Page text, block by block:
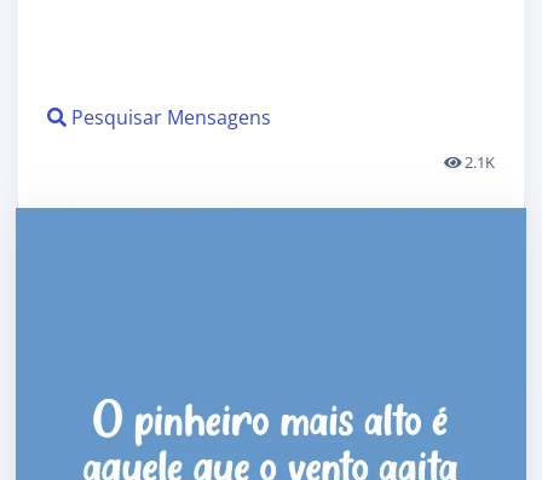
Pesquisar Mensagens
2.1K